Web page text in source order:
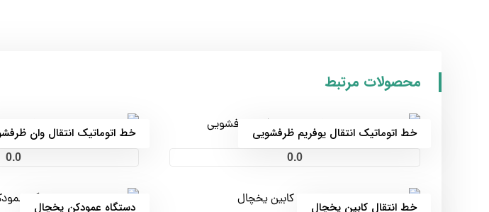
محصولات مرتبط
خط اتوماتیک انتقال یوفریم ظرفشویی
0.0
خط اتوماتیک انتقال وان
0.0
خط انتقال کابین یخچال دستگاه عمودکن یخچال